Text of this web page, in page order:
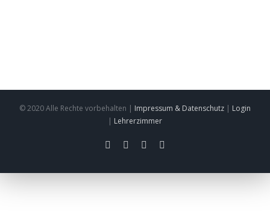
© 2020 Alle Rechte vorbehalten | Impressum & Datenschutz | Login
| Lehrerzimmer
facebook
twitter instagram